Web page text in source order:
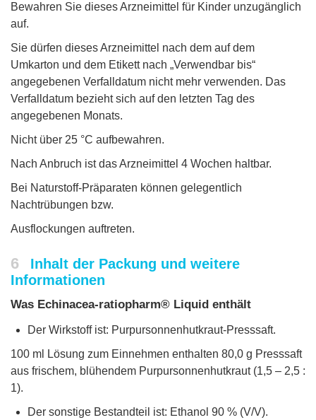
Bewahren Sie dieses Arzneimittel für Kinder unzugänglich
auf.
Sie dürfen dieses Arzneimittel nach dem auf dem
Umkarton und dem Etikett nach „Verwendbar bis“
angegebenen Verfalldatum nicht mehr verwenden. Das
Verfalldatum bezieht sich auf den letzten Tag des
angegebenen Monats.
Nicht über 25 °C aufbewahren.
Nach Anbruch ist das Arzneimittel 4 Wochen haltbar.
Bei Naturstoff-Präparaten können gelegentlich
Nachtrübungen bzw.
Ausflockungen auftreten.
6
Inhalt der Packung und weitere
Informationen
Was Echinacea-ratiopharm® Liquid enthält
Der Wirkstoff ist: Purpursonnenhutkraut-Presssaft.
100 ml Lösung zum Einnehmen enthalten 80,0 g Presssaft
aus frischem, blühendem Purpursonnenhutkraut (1,5 – 2,5 :
1).
Der sonstige Bestandteil ist: Ethanol 90 % (V/V).